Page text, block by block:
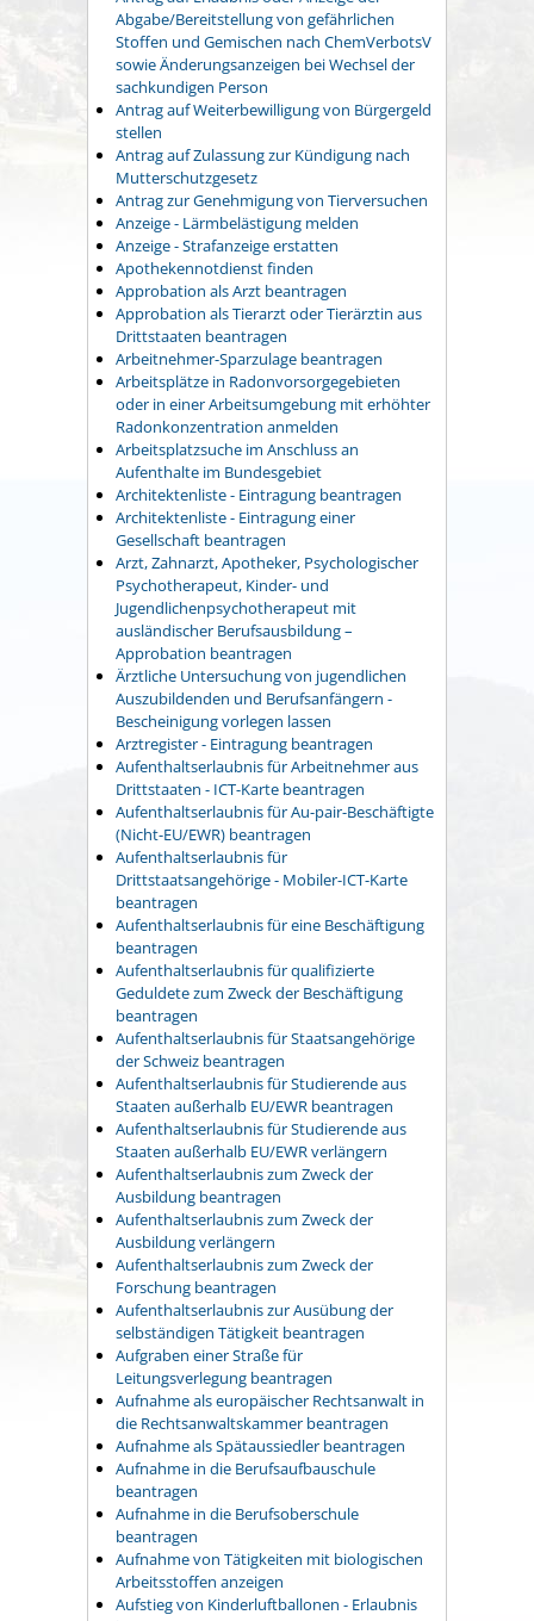
Abgabe/Bereitstellung von gefährlichen
Stoffen und Gemischen nach ChemVerbotsV
sowie Änderungsanzeigen bei Wechsel der
sachkundigen Person
Antrag auf Weiterbewilligung von Bürgergeld
stellen
Antrag auf Zulassung zur Kündigung nach
Mutterschutzgesetz
Antrag zur Genehmigung von Tierversuchen
Anzeige - Lärmbelästigung melden
Anzeige - Strafanzeige erstatten
Apothekennotdienst finden
Approbation als Arzt beantragen
Approbation als Tierarzt oder Tierärztin aus
Drittstaaten beantragen
Arbeitnehmer-Sparzulage beantragen
Arbeitsplätze in Radonvorsorgegebieten
oder in einer Arbeitsumgebung mit erhöhter
Radonkonzentration anmelden
Arbeitsplatzsuche im Anschluss an
Aufenthalte im Bundesgebiet
Architektenliste - Eintragung beantragen
Architektenliste - Eintragung einer
Gesellschaft beantragen
Arzt, Zahnarzt, Apotheker, Psychologischer
Psychotherapeut, Kinder- und
Jugendlichenpsychotherapeut mit
ausländischer Berufsausbildung –
Approbation beantragen
Ärztliche Untersuchung von jugendlichen
Auszubildenden und Berufsanfängern -
Bescheinigung vorlegen lassen
Arztregister - Eintragung beantragen
Aufenthaltserlaubnis für Arbeitnehmer aus
Drittstaaten - ICT-Karte beantragen
Aufenthaltserlaubnis für Au-pair-Beschäftigte
(Nicht-EU/EWR) beantragen
Aufenthaltserlaubnis für
Drittstaatsangehörige - Mobiler-ICT-Karte
beantragen
Aufenthaltserlaubnis für eine Beschäftigung
beantragen
Aufenthaltserlaubnis für qualifizierte
Geduldete zum Zweck der Beschäftigung
beantragen
Aufenthaltserlaubnis für Staatsangehörige
der Schweiz beantragen
Aufenthaltserlaubnis für Studierende aus
Staaten außerhalb EU/EWR beantragen
Aufenthaltserlaubnis für Studierende aus
Staaten außerhalb EU/EWR verlängern
Aufenthaltserlaubnis zum Zweck der
Ausbildung beantragen
Aufenthaltserlaubnis zum Zweck der
Ausbildung verlängern
Aufenthaltserlaubnis zum Zweck der
Forschung beantragen
Aufenthaltserlaubnis zur Ausübung der
selbständigen Tätigkeit beantragen
Aufgraben einer Straße für
Leitungsverlegung beantragen
Aufnahme als europäischer Rechtsanwalt in
die Rechtsanwaltskammer beantragen
Aufnahme als Spätaussiedler beantragen
Aufnahme in die Berufsaufbauschule
beantragen
Aufnahme in die Berufsoberschule
beantragen
Aufnahme von Tätigkeiten mit biologischen
Arbeitsstoffen anzeigen
Aufstieg von Kinderluftballonen - Erlaubnis